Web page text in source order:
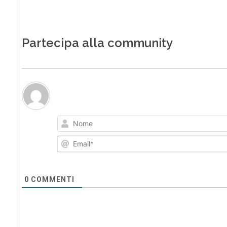
Partecipa alla community
0 COMMENTI